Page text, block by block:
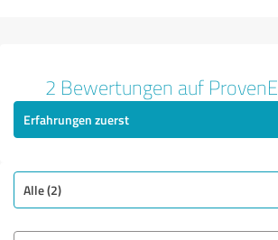
2 Bewertungen auf
Erfahrungen zuerst
Alle (2)